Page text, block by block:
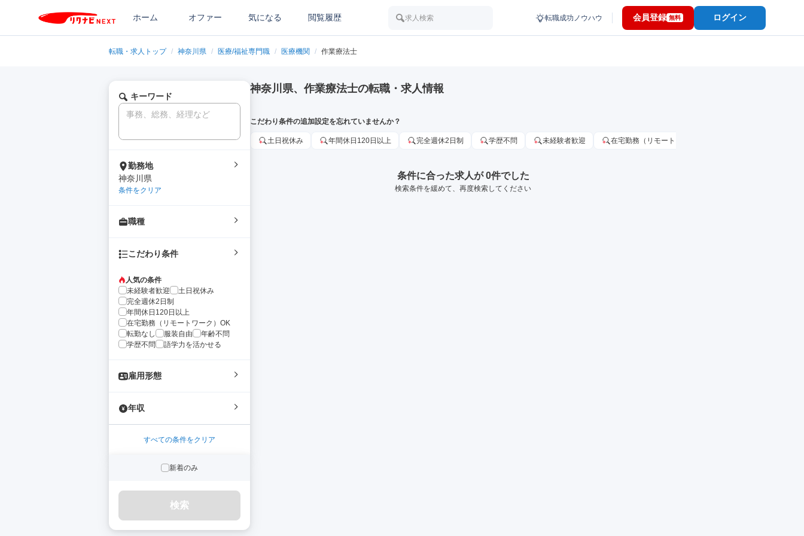
ホーム オファー 気になる 閲覧履歴 求人検索 転職成功ノウハウ 会員登録 無料 ログイン
転職・求人トップ / 神奈川県 / 医療/福祉専門職 / 医療機関 / 作業療法士
キーワード
勤務地
神奈川県
条件をクリア
職種
こだわり条件
人気の条件
未経験者歓迎
土日祝休み
完全週休2日制
年間休日120日以上
在宅勤務（リモートワーク）OK
転勤なし
服装自由
年齢不問
学歴不問
語学力を活かせる
雇用形態
年収
すべての条件をクリア
新着のみ
検索
神奈川県、作業療法士の転職・求人情報
こだわり条件の追加設定を忘れていませんか？
土日祝休み 年間休日120日以上 完全週休2日制 学歴不問 未経験者歓迎 在宅勤務（リモートワーク）OK
条件に合った求人が 0件でした
検索条件を緩めて、再度検索してください